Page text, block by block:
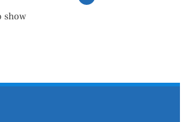
show